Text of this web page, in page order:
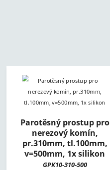
Parotěsný prostup pro
nerezový komín,
pr.310mm, tl.100mm,
v=500mm, 1x silikon
GPK10-310-500